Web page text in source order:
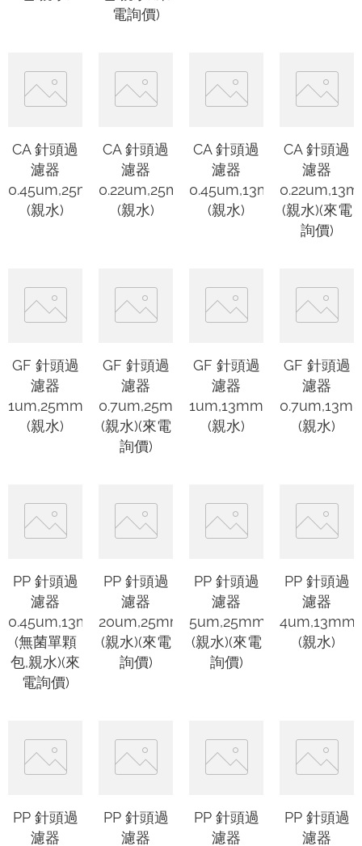
電詢價)
CA 針頭過
濾器
0.45um,25mm
(親水)
CA 針頭過
濾器
0.22um,25mm
(親水)
CA 針頭過
濾器
0.45um,13mm
(親水)
CA 針頭過
濾器
(親水)(來電
詢價)
GF 針頭過
濾器
1um,25mm
(親水)
GF 針頭過
濾器
0.7um,25mm
(親水)(來電
詢價)
GF 針頭過
濾器
1um,13mm
(親水)
GF 針頭過
濾器
(親水)
PP 針頭過
濾器
0.45um,13mm
(無菌單顆
包,親水)(來
電詢價)
PP 針頭過
濾器
20um,25mm
(親水)(來電
詢價)
PP 針頭過
濾器
5um,25mm
(親水)(來電
詢價)
PP 針頭過
濾器
4um,13mm
(親水)
PP 針頭過
濾器
PP 針頭過
濾器
PP 針頭過
濾器
PP 針頭過
濾器